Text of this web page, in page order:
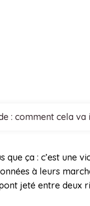
: comment cela
ça : c’est une
à leurs
jeté entre deux